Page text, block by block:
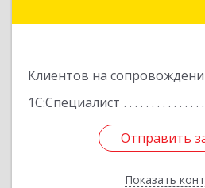
Клиентов на
1С:Специалист
Отправить
Показать
Отправить
Назад